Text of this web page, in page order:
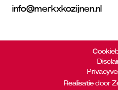
info@merkxkozijnen.nl
Realisatie door